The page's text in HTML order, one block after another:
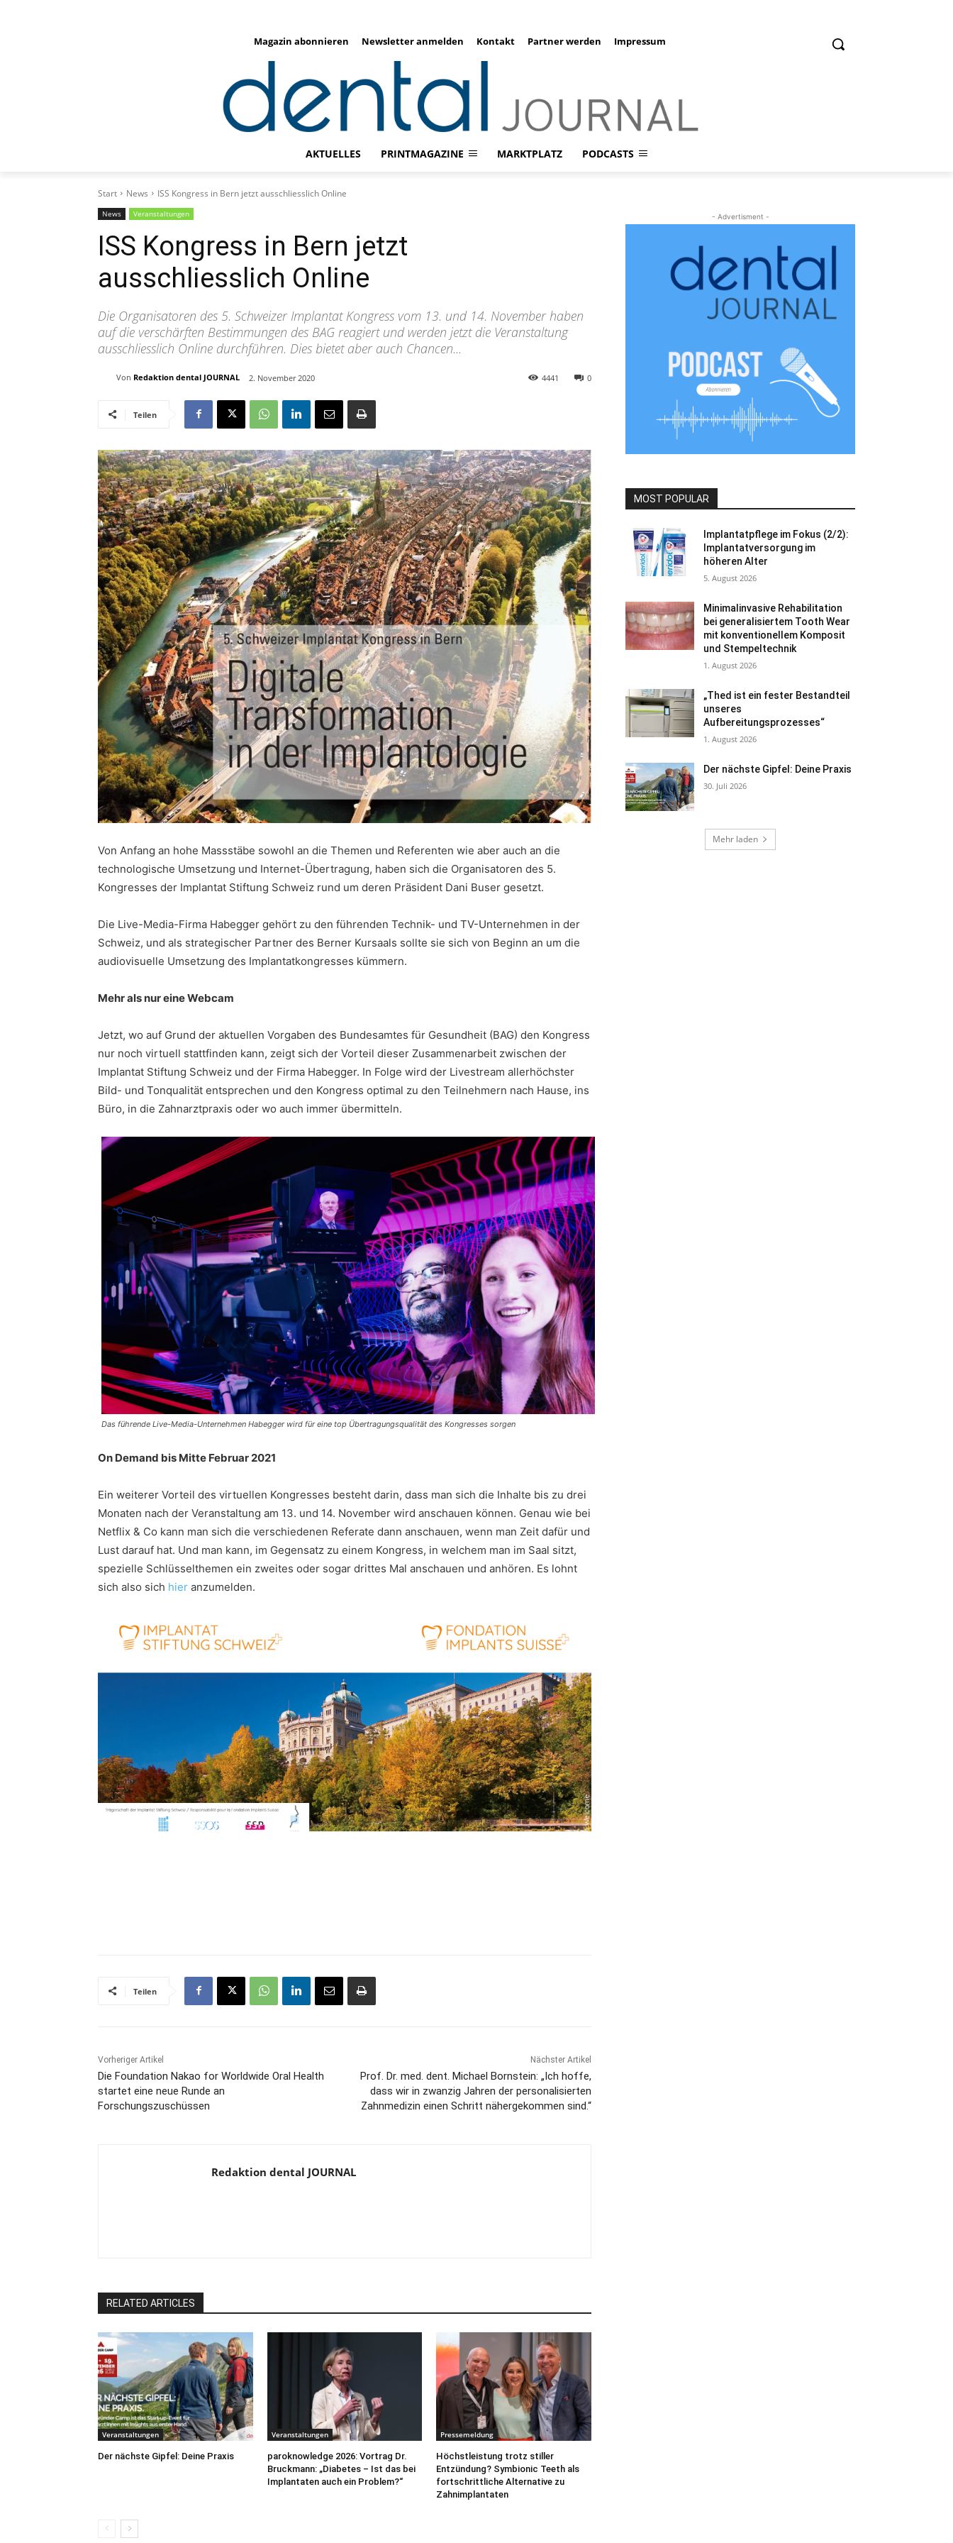
Magazin abonnieren Newsletter anmelden Kontakt Partner werden Impressum
AKTUELLES PRINTMAGAZINE MARKTPLATZ PODCASTS
Start News ISS Kongress in Bern jetzt ausschliesslich Online
News Veranstaltungen
ISS Kongress in Bern jetzt
ausschliesslich Online
Die Organisatoren des 5. Schweizer Implantat Kongress vom 13. und 14. November haben
auf die verschärften Bestimmungen des BAG reagiert und werden jetzt die Veranstaltung
ausschliesslich Online durchführen. Dies bietet aber auch Chancen...
Von Redaktion dental JOURNAL 2. November 2020 0
4441
Teilen
Von Anfang an hohe Massstäbe sowohl an die Themen und Referenten wie aber auch an die
technologische Umsetzung und Internet-Übertragung, haben sich die Organisatoren des 5.
Kongresses der Implantat Stiftung Schweiz rund um deren Präsident Dani Buser gesetzt.
Die Live-Media-Firma Habegger gehört zu den führenden Technik- und TV-Unternehmen in der
Schweiz, und als strategischer Partner des Berner Kursaals sollte sie sich von Beginn an um die
audiovisuelle Umsetzung des Implantatkongresses kümmern.
Mehr als nur eine Webcam
Jetzt, wo auf Grund der aktuellen Vorgaben des Bundesamtes für Gesundheit (BAG) den Kongress
nur noch virtuell stattfinden kann, zeigt sich der Vorteil dieser Zusammenarbeit zwischen der
Implantat Stiftung Schweiz und der Firma Habegger. In Folge wird der Livestream allerhöchster
Bild- und Tonqualität entsprechen und den Kongress optimal zu den Teilnehmern nach Hause, ins
Büro, in die Zahnarztpraxis oder wo auch immer übermitteln.
Das führende Live-Media-Unternehmen Habegger wird für eine top Übertragungsqualität des Kongresses sorgen
On Demand bis Mitte Februar 2021
Ein weiterer Vorteil des virtuellen Kongresses besteht darin, dass man sich die Inhalte bis zu drei
Monaten nach der Veranstaltung am 13. und 14. November wird anschauen können. Genau wie bei
Netflix & Co kann man sich die verschiedenen Referate dann anschauen, wenn man Zeit dafür und
Lust darauf hat. Und man kann, im Gegensatz zu einem Kongress, in welchem man im Saal sitzt,
spezielle Schlüsselthemen ein zweites oder sogar drittes Mal anschauen und anhören. Es lohnt
sich also sich hier anzumelden.
Teilen
Vorheriger Artikel
Die Foundation Nakao for Worldwide Oral Health
startet eine neue Runde an
Forschungszuschüssen
Nächster Artikel
Prof. Dr. med. dent. Michael Bornstein: „Ich hoffe,
dass wir in zwanzig Jahren der personalisierten
Zahnmedizin einen Schritt nähergekommen sind.“
Redaktion dental JOURNAL
RELATED ARTICLES
Veranstaltungen
Der nächste Gipfel: Deine Praxis
Veranstaltungen
paroknowledge 2026: Vortrag Dr.
Bruckmann: „Diabetes – Ist das bei
Implantaten auch ein Problem?“
Pressemeldung
Höchstleistung trotz stiller
Entzündung? Symbionic Teeth als
fortschrittliche Alternative zu
Zahnimplantaten
- Advertisment -
MOST POPULAR
Implantatpflege im Fokus (2/2):
Implantatversorgung im
höheren Alter
5. August 2026
Minimalinvasive Rehabilitation
bei generalisiertem Tooth Wear
mit konventionellem Komposit
und Stempeltechnik
1. August 2026
„Thed ist ein fester Bestandteil
unseres
Aufbereitungsprozesses“
1. August 2026
Der nächste Gipfel: Deine Praxis
30. Juli 2026
Mehr laden